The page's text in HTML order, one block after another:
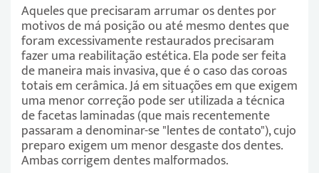
Aqueles que precisaram arrumar os dentes por
motivos de má posição ou até mesmo dentes que
foram excessivamente restaurados precisaram
fazer uma reabilitação estética. Ela pode ser feita
de maneira mais invasiva, que é o caso das coroas
totais em cerâmica. Já em situações em que exigem
uma menor correção pode ser utilizada a técnica
de facetas laminadas (que mais recentemente
passaram a denominar-se "lentes de contato"), cujo
preparo exigem um menor desgaste dos dentes.
Ambas corrigem dentes malformados.